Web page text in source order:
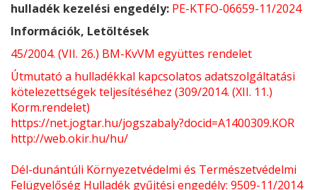
hulladék kezelési engedély: PE-KTFO-06659-11/2024
Információk, Letöltések
45/2004. (VII. 26.) BM-KvVM együttes rendelet
Útmutató a hulladékkal kapcsolatos adatszolgáltatási
kötelezettségek teljesítéséhez (309/2014. (XII. 11.)
Korm.rendelet)
https://net.jogtar.hu/jogszabaly?docid=A1400309.KOR
http://web.okir.hu/hu/
Dél-dunántúli Környezetvédelmi és Természetvédelmi
Felügyelőség Hulladék gyűjtési engedély: 9509-11/2014